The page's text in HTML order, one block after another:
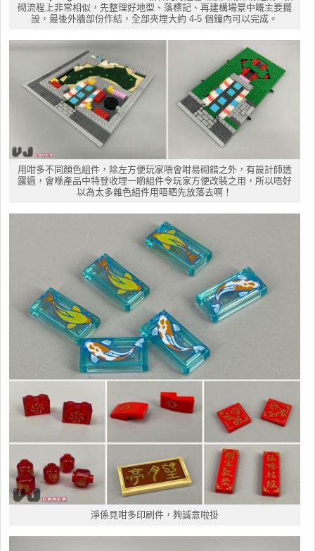
砌流程上非常相似，先整理好地型、落標記、再建構場景中嘅主要擺
設，最後外牆部份作結，全部夾埋大約 4-5 個鐘內可以完成。
用咁多不同顏色組件，除左方便玩家唔會咁易砌錯之外，有設計師透
露過，會喺產品中特登收埋一啲組件令玩家方便改裝之用，所以唔好
以為太多雜色組件用唔晒先放落去啊！
淨係見咁多印刷件，夠誠意啦掛